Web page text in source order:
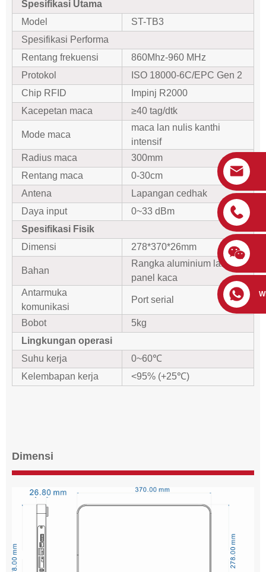
Spesifikasi Utama
Model
ST-TB3
Spesifikasi Performa
Rentang frekuensi
860Mhz-960 MHz
Protokol
ISO 18000-6C/EPC Gen 2
Chip RFID
Impinj R2000
Kacepetan maca
≥40 tag/dtk
Mode maca
maca lan nulis kanthi
intensif
Radius maca
300mm
Rentang maca
0-30cm
Antena
Lapangan cedhak
Daya input
0~33 dBm
Spesifikasi Fisik
Dimensi
278*370*26mm
Bahan
Rangka aluminium lan
panel kaca
Antarmuka
komunikasi
Port serial
Bobot
5kg
Lingkungan operasi
Suhu kerja
0~60℃
Kelembapan kerja
<95% (+25℃)
Dimensi